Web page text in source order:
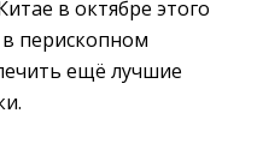
в октябре этого
перископном
ещё лучшие